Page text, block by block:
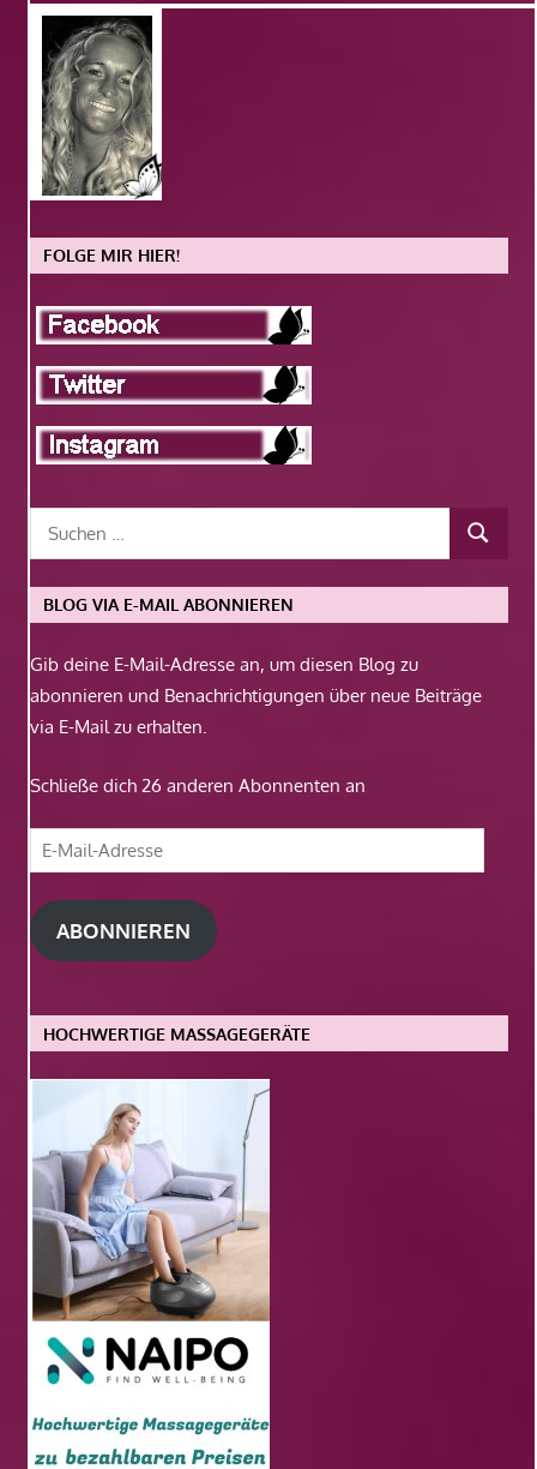
FOLGE MIR HIER!
BLOG VIA E-MAIL ABONNIEREN
Gib deine E-Mail-Adresse an, um diesen Blog zu
abonnieren und Benachrichtigungen über neue Beiträge
via E-Mail zu erhalten.
Schließe dich 26 anderen Abonnenten an
E-
Mail-
Adresse
ABONNIEREN
HOCHWERTIGE MASSAGEGERÄTE